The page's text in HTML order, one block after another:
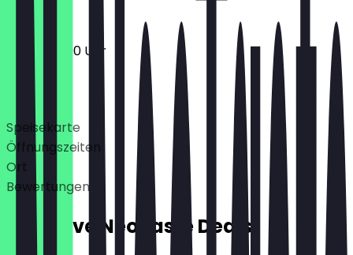
10:30 - 23:00 Uhr
Deals
Speisekarte
Öffnungszeiten
Ort
Bewertungen
Exklusive NeoTaste Deals